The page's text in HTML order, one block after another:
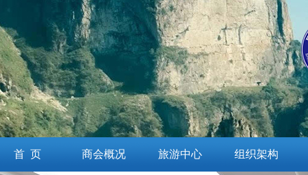
首 页 商会概况 旅游中心 组织架构